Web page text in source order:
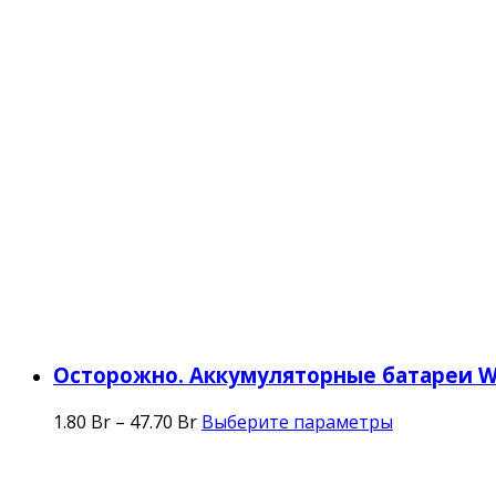
Осторожно. Аккумуляторные батареи
1.80 Br – 47.70 Br Выберите параметры